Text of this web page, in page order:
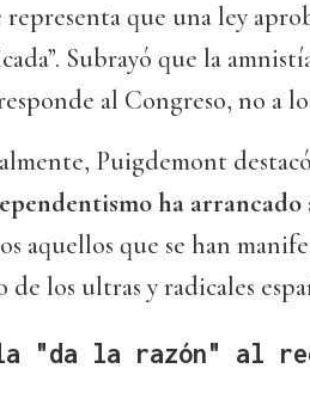
representa que una ley
Subrayó que la
al Congreso, no a
Puigdemont
ha arrancado
aquellos que se han
de los ultras y radicales
"da la razón" al